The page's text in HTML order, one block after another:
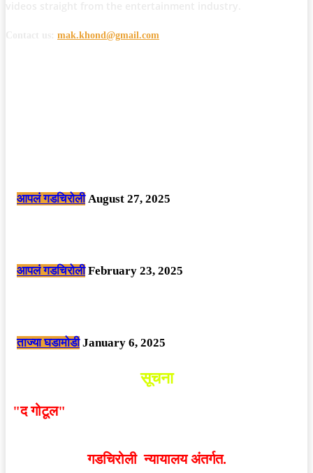
mak.khond@gmail.com
आपलं गडचिरोली August 27, 2025
आपलं गडचिरोली February 23, 2025
ताज्या घडामोडी January 6, 2025
सूचना
"द गोटूल"
गडचिरोली न्यायालय अंतर्गत.